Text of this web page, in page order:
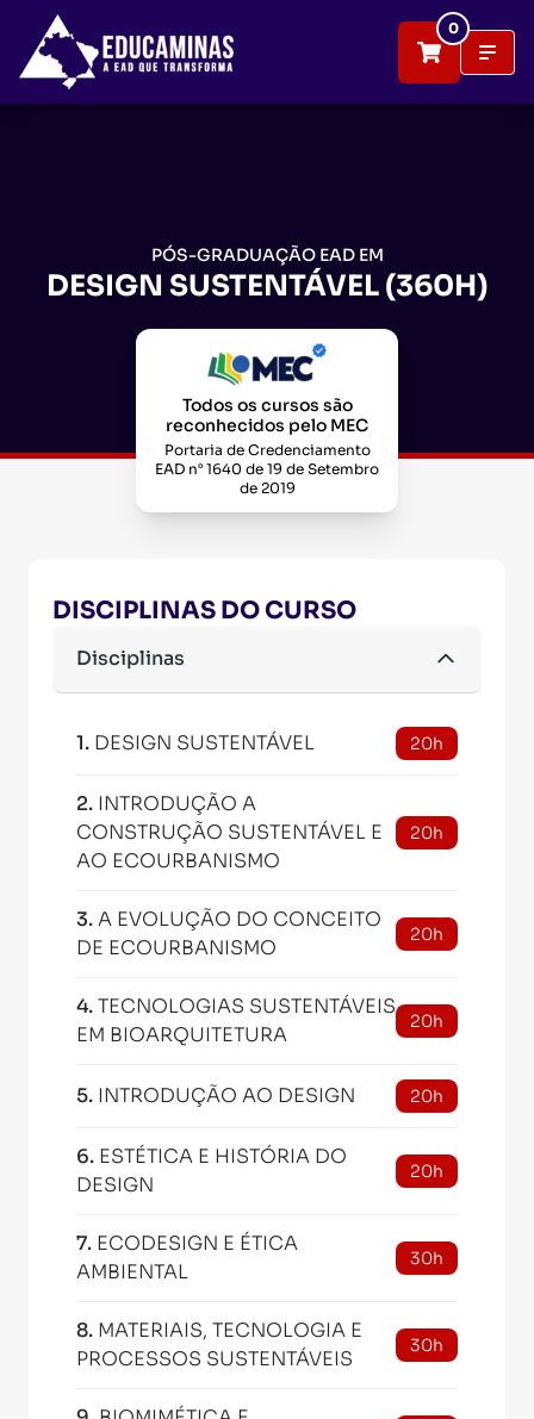
0
PÓS-GRADUAÇÃO EAD EM
DESIGN SUSTENTÁVEL (360H)
Todos os cursos são
reconhecidos pelo MEC
Portaria de Credenciamento
EAD n° 1640 de 19 de Setembro
de 2019
DISCIPLINAS DO CURSO
Disciplinas
1. DESIGN SUSTENTÁVEL 20h
2. INTRODUÇÃO A
CONSTRUÇÃO SUSTENTÁVEL E
AO ECOURBANISMO
20h
3.A EVOLUÇÃO DO CONCEITO
DE ECOURBANISMO
20h
4.TECNOLOGIAS SUSTENTÁVEIS
EM BIOARQUITETURA
20h
5. INTRODUÇÃO AO DESIGN 20h
6. ESTÉTICA E HISTÓRIA DO
DESIGN
20h
7. ECODESIGN E ÉTICA
AMBIENTAL
30h
8. MATERIAIS, TECNOLOGIA E
PROCESSOS SUSTENTÁVEIS
30h